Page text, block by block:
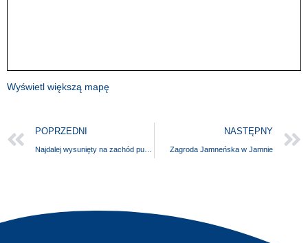
Wyświetl większą mapę
POPRZEDNI NASTĘPNY
Zagroda Jamneńska w Jamnie